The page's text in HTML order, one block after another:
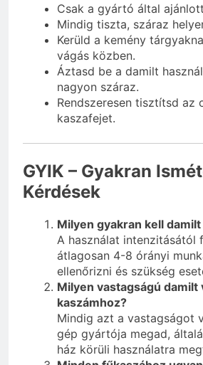
Csak a gyártó által
Mindig tiszta, száraz
Kerüld a kemény
vágás közben.
Áztasd be a damilt
nagyon száraz.
Rendszeresen tisztítsd az
kaszafejet.
GYIK – Gyakran
Kérdések
Milyen gyakran kell
A használat intenzitásától
átlagosan 4-8 órányi
ellenőrizni és szükség
Milyen vastagságú damilt
kaszámhoz?
Mindig azt a vastagságot
gép gyártója megad,
ház körüli használatra